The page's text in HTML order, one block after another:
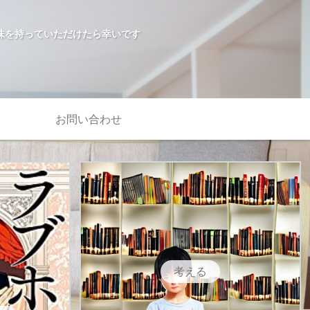
持っていただけたら幸いです
お問い合わせ
考える